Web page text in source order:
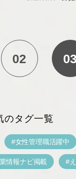
02 03
のタグ一覧
女性管理職活躍中
情報ナビ掲載